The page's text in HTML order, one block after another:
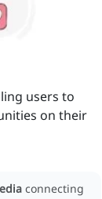
users to
on their
connecting